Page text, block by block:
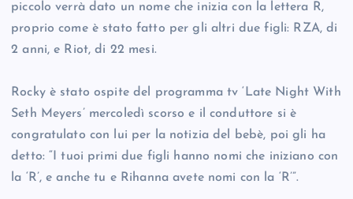
piccolo verrà dato un nome che inizia con la lettera R,
proprio come è stato fatto per gli altri due figli: RZA, di
2 anni, e Riot, di 22 mesi.
Rocky è stato ospite del programma tv ‘Late Night With
Seth Meyers’ mercoledì scorso e il conduttore si è
congratulato con lui per la notizia del bebè, poi gli ha
detto: “I tuoi primi due figli hanno nomi che iniziano con
la ‘R’, e anche tu e Rihanna avete nomi con la ‘R’”.